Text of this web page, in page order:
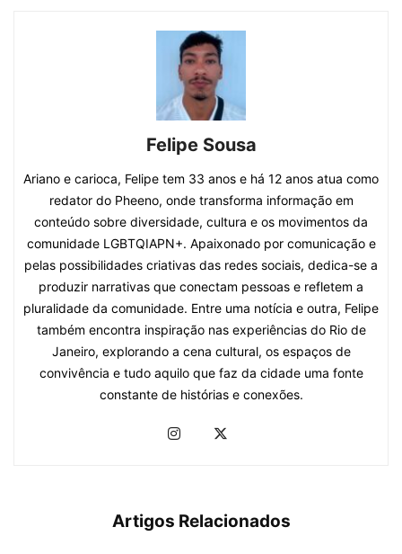
Felipe Sousa
Ariano e carioca, Felipe tem 33 anos e há 12 anos atua como
redator do Pheeno, onde transforma informação em
conteúdo sobre diversidade, cultura e os movimentos da
comunidade LGBTQIAPN+. Apaixonado por comunicação e
pelas possibilidades criativas das redes sociais, dedica-se a
produzir narrativas que conectam pessoas e refletem a
pluralidade da comunidade. Entre uma notícia e outra, Felipe
também encontra inspiração nas experiências do Rio de
Janeiro, explorando a cena cultural, os espaços de
convivência e tudo aquilo que faz da cidade uma fonte
constante de histórias e conexões.
Artigos Relacionados